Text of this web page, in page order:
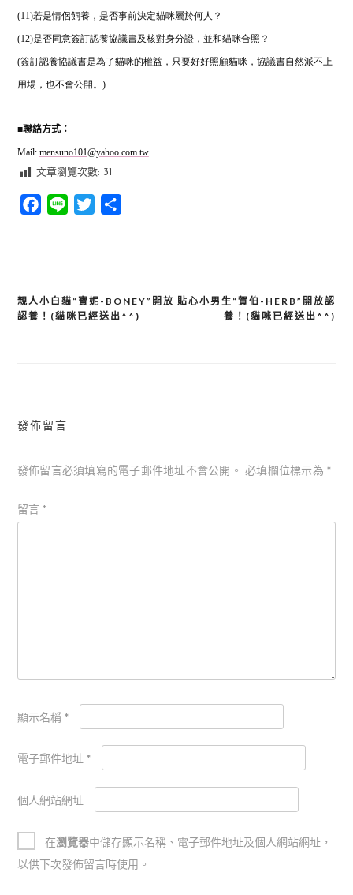
(11)若是情侶飼養，是否事前決定貓咪屬於何人？
(12)是否同意簽訂認養協議書及核對身分證，並和貓咪合照？
(簽訂認養協議書是為了貓咪的權益，只要好好照顧貓咪，協議書自然派不上
用場，也不會公開。)
■聯絡方式：
Mail: mensuno101@yahoo.com.tw
文章瀏覽次數: 31
Facebook
Line Twitter
文
貼心小男生“賀伯-HERB”開放認
養！(貓咪已經送出^^)
親人小白貓“寶妮-BONEY”開放
認養！(貓咪已經送出^^)
發佈留言
發佈留言必須填寫的電子郵件地址不會公開。 必填欄位標示為*
留言 *
顯示名稱 *
電子郵件地址 *
個人網站網址
在瀏覽器中儲存顯示名稱、電子郵件地址及個人網站網址，
以供下次發佈留言時使用。